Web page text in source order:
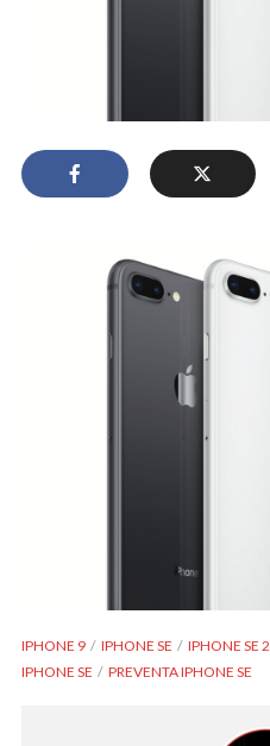
IPHONE 9 IPHONE SE IPHONE SE 2
IPHONE SE
PREVENTA IPHONE SE